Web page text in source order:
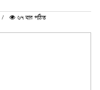
৬৭ বার পঠিত